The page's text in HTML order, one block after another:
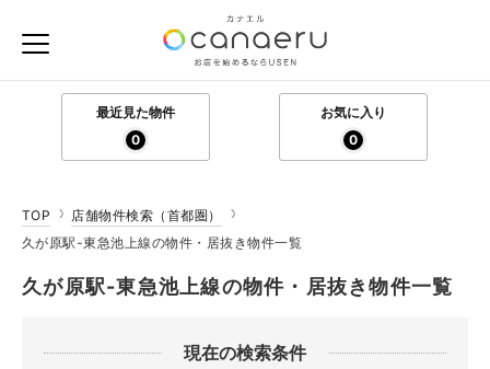
最近見た物件
0
お気に入り
0
TOP
店舗物件検索（首都圏）
久が原駅-東急池上線の物件・居抜き物件一覧
久が原駅-東急池上線の物件・居抜き物件一覧
現在の検索条件